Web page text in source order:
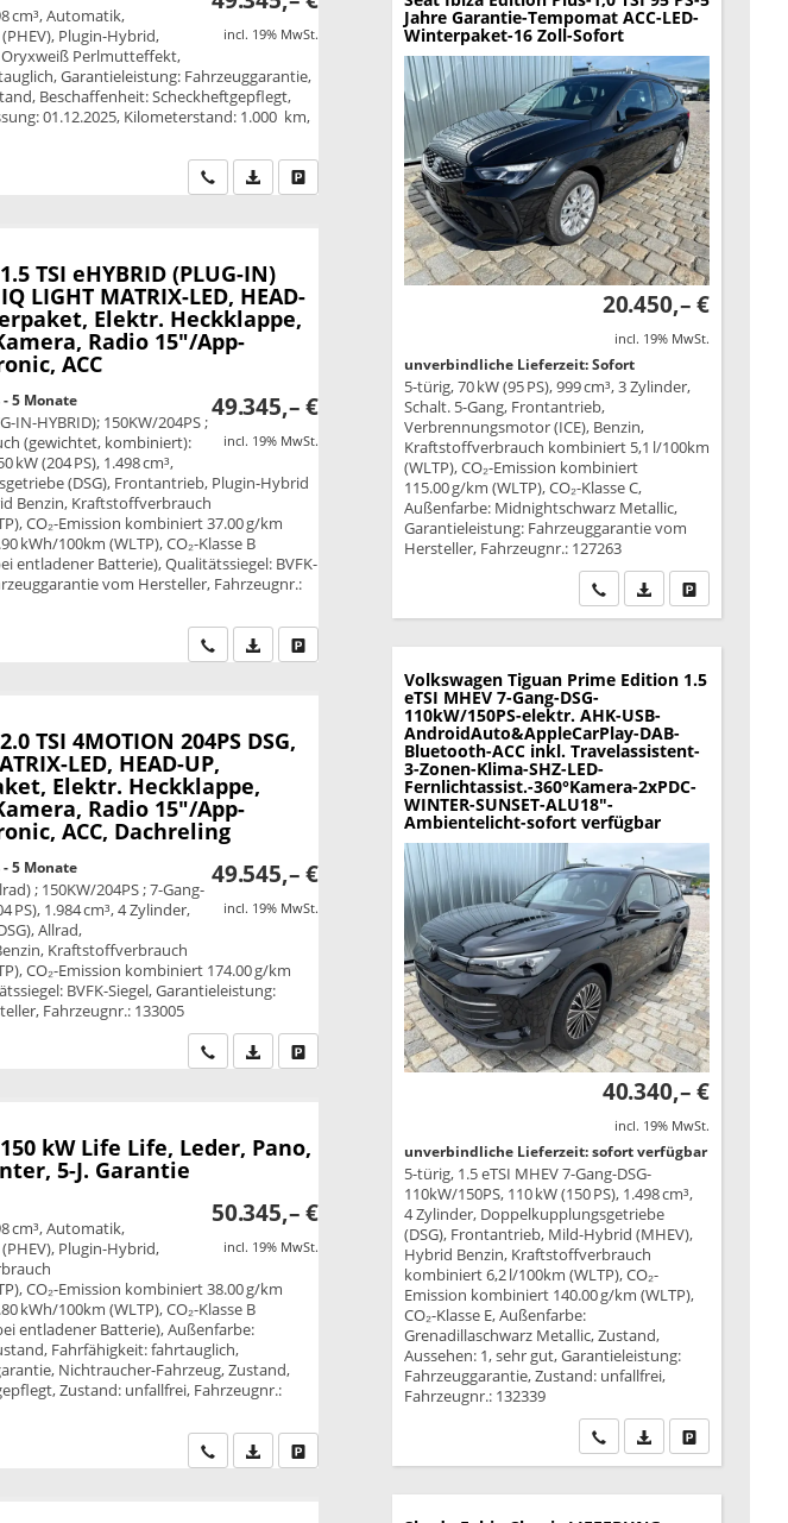
incl. 19% MwSt.
cm³, Automatik,
Plugin-Hybrid,
Perlmutteffekt,
Garantieleistung: Fahrzeuggarantie,
Beschaffenheit: Scheckheftgepflegt,
01.12.2025, Kilometerstand: 1.000 km,
Wir rufen Sie anPDF-Datei, Fahrzeugexposé drucken
Drucken, parken oder vergleichen
TSI eHYBRID (PLUG-IN)
LIGHT MATRIX-LED, HEAD-
Elektr. Heckklappe,
Radio 15"/App-
ACC
49.345,– €
incl. 19% MwSt.
5 Monate
IN-HYBRID); 150KW/204PS ;
(gewichtet, kombiniert):
kW (204 PS), 1.498 cm³,
(DSG), Frontantrieb, Plugin-Hybrid
Benzin, Kraftstoffverbrauch
CO₂-Emission kombiniert 37.00 g/km
kWh/100km (WLTP), CO₂-Klasse B
entladener Batterie), Qualitätssiegel: BVFK-
vom Hersteller, Fahrzeugnr.:
Wir rufen Sie anPDF-Datei, Fahrzeugexposé drucken
Drucken, parken oder vergleichen
TSI 4MOTION 204PS DSG,
LED, HEAD-UP,
Elektr. Heckklappe,
Radio 15"/App-
ACC, Dachreling
49.545,– €
incl. 19% MwSt.
5 Monate
; 150KW/204PS ; 7-Gang-
PS), 1.984 cm³, 4 Zylinder,
Allrad,
Kraftstoffverbrauch
CO₂-Emission kombiniert 174.00 g/km
BVFK-Siegel, Garantieleistung:
Fahrzeugnr.: 133005
Wir rufen Sie anPDF-Datei, Fahrzeugexposé drucken
Drucken, parken oder vergleichen
kW Life Life, Leder, Pano,
5-J. Garantie
50.345,– €
incl. 19% MwSt.
cm³, Automatik,
Plugin-Hybrid,
CO₂-Emission kombiniert 38.00 g/km
kWh/100km (WLTP), CO₂-Klasse B
entladener Batterie), Außenfarbe:
Fahrfähigkeit: fahrtauglich,
Nichtraucher-Fahrzeug, Zustand,
Zustand: unfallfrei, Fahrzeugnr.:
Wir rufen Sie anPDF-Datei, Fahrzeugexposé drucken
Jahre Garantie-Tempomat ACC-LED-
Winterpaket-16 Zoll-Sofort
20.450,– €
incl. 19% MwSt.
unverbindliche Lieferzeit: Sofort
5-türig, 70 kW (95 PS), 999 cm³, 3 Zylinder,
Schalt. 5-Gang, Frontantrieb,
Verbrennungsmotor (ICE), Benzin,
Kraftstoffverbrauch kombiniert 5,1 l/100km
(WLTP), CO₂-Emission kombiniert
115.00 g/km (WLTP), CO₂-Klasse C,
Außenfarbe: Midnightschwarz Metallic,
Garantieleistung: Fahrzeuggarantie vom
Hersteller, Fahrzeugnr.: 127263
Wir rufen Sie an
PDF-Datei,Drucken,
Volkswagen Tiguan Prime Edition 1.5
eTSI MHEV 7-Gang-DSG-
110kW/150PS-elektr. AHK-USB-
AndroidAuto&AppleCarPlay-DAB-
Bluetooth-ACC inkl. Travelassistent-
3-Zonen-Klima-SHZ-LED-
Fernlichtassist.-360°Kamera-2xPDC-
WINTER-SUNSET-ALU18"-
Ambientelicht-sofort verfügbar
40.340,– €
incl. 19% MwSt.
unverbindliche Lieferzeit: sofort verfügbar
5-türig, 1.5 eTSI MHEV 7-Gang-DSG-
110kW/150PS, 110 kW (150 PS), 1.498 cm³,
4 Zylinder, Doppelkupplungsgetriebe
(DSG), Frontantrieb, Mild-Hybrid (MHEV),
Hybrid Benzin, Kraftstoffverbrauch
kombiniert 6,2 l/100km (WLTP), CO₂-
Emission kombiniert 140.00 g/km (WLTP),
CO₂-Klasse E, Außenfarbe:
Grenadillaschwarz Metallic, Zustand,
Aussehen: 1, sehr gut, Garantieleistung:
Fahrzeuggarantie, Zustand: unfallfrei,
Fahrzeugnr.: 132339
Wir rufen Sie an
PDF-Datei,Drucken,